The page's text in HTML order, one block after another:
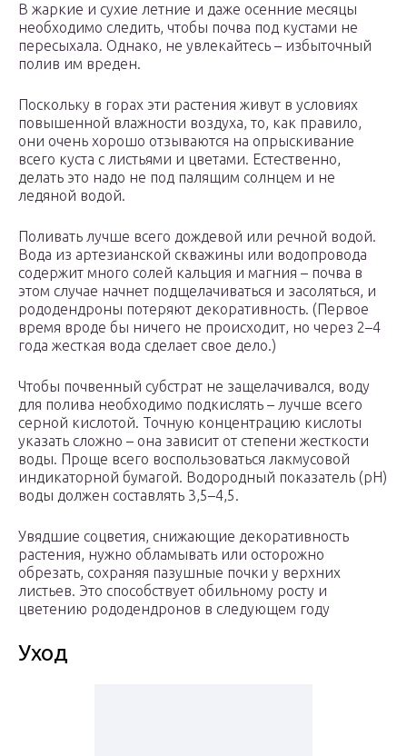
В жаркие и сухие летние и даже осенние месяцы
необходимо следить, чтобы почва под кустами не
пересыхала. Однако, не увлекайтесь – избыточный
полив им вреден.
Поскольку в горах эти растения живут в условиях
повышенной влажности воздуха, то, как правило,
они очень хорошо отзываются на опрыскивание
всего куста с листьями и цветами. Естественно,
делать это надо не под палящим солнцем и не
ледяной водой.
Поливать лучше всего дождевой или речной водой.
Вода из артезианской скважины или водопровода
содержит много солей кальция и магния – почва в
этом случае начнет подщелачиваться и засоляться, и
рододендроны потеряют декоративность. (Первое
время вроде бы ничего не происходит, но через 2–4
года жесткая вода сделает свое дело.)
Чтобы почвенный субстрат не защелачивался, воду
для полива необходимо подкислять – лучше всего
серной кислотой. Точную концентрацию кислоты
указать сложно – она зависит от степени жесткости
воды. Проще всего воспользоваться лакмусовой
индикаторной бумагой. Водородный показатель (рН)
воды должен составлять 3,5–4,5.
Увядшие соцветия, снижающие декоративность
растения, нужно обламывать или осторожно
обрезать, сохраняя пазушные почки у верхних
листьев. Это способствует обильному росту и
цветению рододендронов в следующем году
Уход